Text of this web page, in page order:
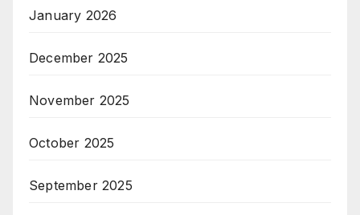
January 2026
December 2025
November 2025
October 2025
September 2025